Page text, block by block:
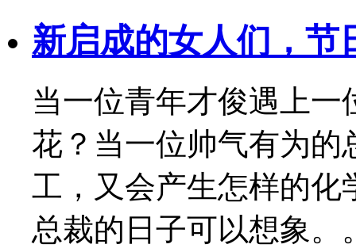
新启成的女人们，节
当一位青年才俊遇上
花？当一位帅气有为的
工，又会产生怎样的化
总裁的日子可以想象。